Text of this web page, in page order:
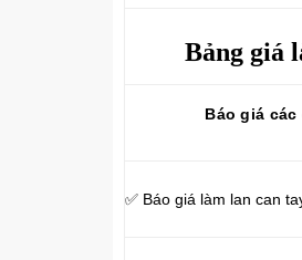
Bảng giá
Báo giá
✅ Báo giá làm lan can